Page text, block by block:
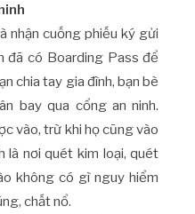
nhận cuống phiếu ký gửi
đã có Boarding Pass để
chia tay gia đình, bạn bè
bay qua cổng an ninh.
vào, trừ khi họ cũng vào
là nơi quét kim loại, quét
không có gì nguy hiểm
chất nổ.